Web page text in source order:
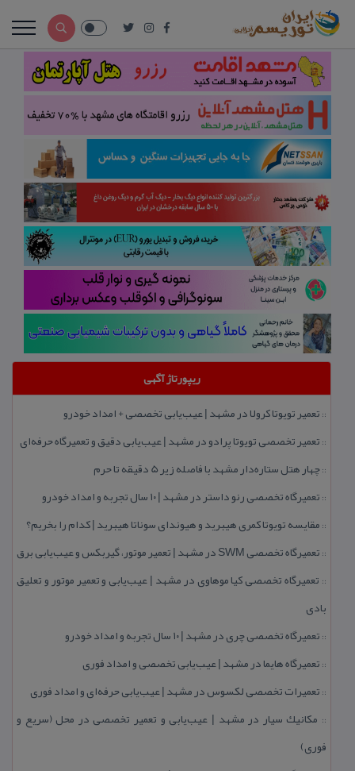
ریپورتاژ آگهی
:: تعمیر تویوتا كرولا در مشهد | عیب‌یابی تخصصی + امداد خودرو
:: تعمیر تخصصی تویوتا پرادو در مشهد | عیب‌یابی دقیق و تعمیرگاه حرفه‌ای
::چهار هتل‌ ستاره‌دار مشهد با فاصله زیر 5 دقیقه تا حرم
:: تعمیرگاه تخصصی رنو داستر در مشهد | ۱۰ سال تجربه و امداد خودرو
:: مقایسه تویوتا كمری هیبرید و هیوندای سوناتا هیبرید | كدام را بخریم؟
:: تعمیرگاه تخصصی SWM در مشهد | تعمیر موتور، گیربكس و عیب‌یابی برق
:: تعمیرگاه تخصصی كیا موهاوی در مشهد | عیب‌یابی و تعمیر موتور و تعلیق
بادی
:: تعمیرگاه تخصصی چری در مشهد | ۱۰ سال تجربه و امداد خودرو
:: تعمیرگاه هایما در مشهد | عیب‌یابی تخصصی و امداد فوری
:: تعمیرات تخصصی لكسوس در مشهد | عیب‌یابی حرفه‌ای و امداد فوری
:: مكانیك سیار در مشهد | عیب‌یابی و تعمیر تخصصی در محل (سریع و
فوری)